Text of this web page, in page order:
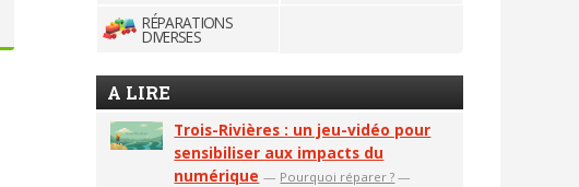
RÉPARATIONS
DIVERSES
A LIRE
Trois-Rivières : un jeu-vidéo pour
sensibiliser aux impacts du
numérique — Pourquoi réparer ? —